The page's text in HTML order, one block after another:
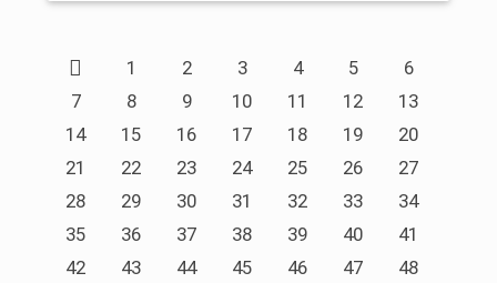
1 2 3 4 5
6
7
8 9 10 11 12
13
14
15 16 17 18 19
20
21
22 23 24 25 26
27
28
29 30 31 32 33
34
35
36 37 38 39 40
41
42
43 44 45 46 47
48